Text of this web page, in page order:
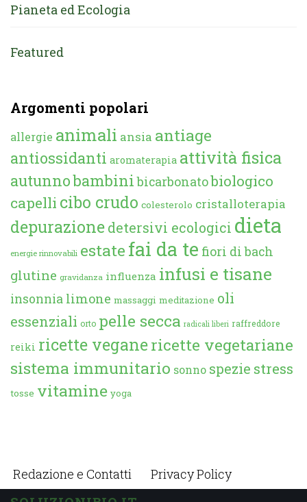
Pianeta ed Ecologia
Featured
Argomenti popolari
allergie animali ansia antiage
antiossidanti aromaterapia attività fisica
autunnobambini bicarbonatobiologico
capelli cibo crudo colesterolo cristalloterapia
depurazione detersivi ecologici dieta
energie rinnovabili estate fai da te fiori di bach
glutine gravidanza influenza infusi e tisane
insonnia limone massaggi meditazione oli
essenziali orto pelle secca radicali liberi raffreddore
reiki ricette veganericette vegetariane
sistema immunitario sonno spezie stress
tosse vitamine yoga
Redazione e Contatti Privacy Policy